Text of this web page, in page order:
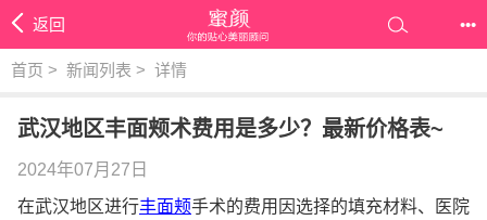
返回 •••
首页 > 新闻列表 > 详情
武汉地区丰面颊术费用是多少？最新价格表~
2024年07月27日
在武汉地区进行丰面颊手术的费用因选择的填充材料、医院